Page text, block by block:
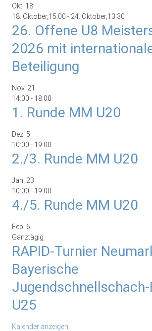
Okt. 18
18. Oktober,15:00 - 24. Oktober,13:30
26. Offene U8
2026 mit
Beteiligung
Nov. 21
14:00 - 18:00
1. Runde MM U20
Dez. 5
10:00 - 19:00
2./3. Runde MM U20
Jan. 23
10:00 - 19:00
4./5. Runde MM U20
Feb. 6
Ganztägig
RAPID-Turnier
Bayerische
Jugendschnellschach-
U25
Kalender anzeigen